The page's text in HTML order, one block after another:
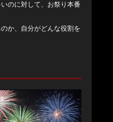
のに対して、お祭り本番
か、自分がどんな役割を